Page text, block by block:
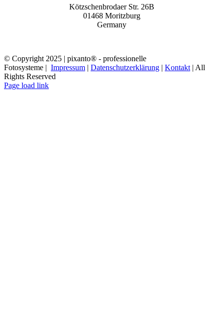
Kötzschenbrodaer Str. 26B
01468 Moritzburg
Germany
© Copyright 2025 | pixanto® - professionelle
Fotosysteme | Impressum | Datenschutzerklärung | Kontakt | All
Rights Reserved
Page load link